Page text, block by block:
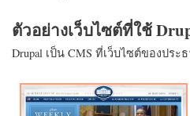
ตัวอย่างเว็บไซต์ที่ใช้
Drupal เป็น CMS ที่เว็บไซต์ของประ